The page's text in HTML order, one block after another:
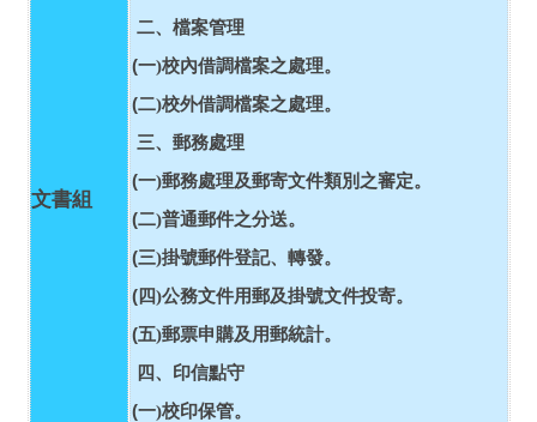
文書組
二、檔案管理
(一)校內借調檔案之處理。
(二)校外借調檔案之處理。
三、郵務處理
(一)郵務處理及郵寄文件類別之審定。
(二)普通郵件之分送。
(三)掛號郵件登記、轉發。
(四)公務文件用郵及掛號文件投寄。
(五)郵票申購及用郵統計。
四、印信點守
(一)校印保管。